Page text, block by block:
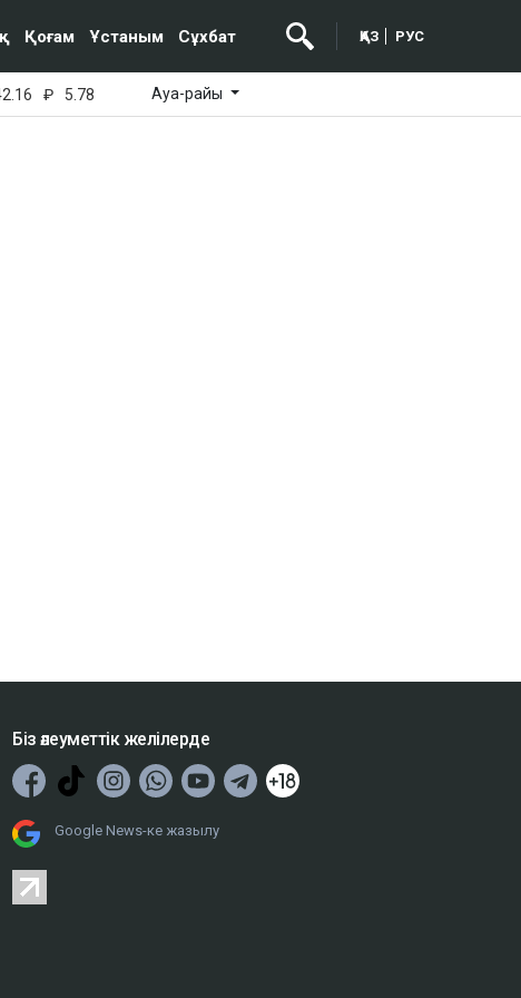
Қоғам Ұстаным Сұхбат ҚАЗ РУС
₽ 5.78 Ауа-райы
Біз әлеуметтік желілерде
Google News-ке жазылу